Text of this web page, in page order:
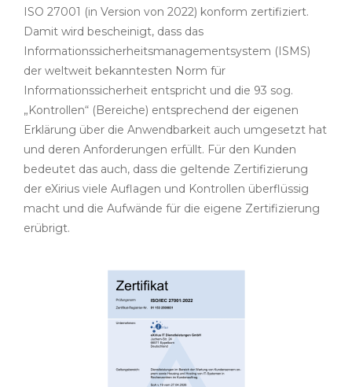
ISO 27001 (in Version von 2022) konform zertifiziert.
Damit wird bescheinigt, dass das
Informationssicherheitsmanagementsystem (ISMS)
der weltweit bekanntesten Norm für
Informationssicherheit entspricht und die 93 sog.
„Kontrollen“ (Bereiche) entsprechend der eigenen
Erklärung über die Anwendbarkeit auch umgesetzt hat
und deren Anforderungen erfüllt. Für den Kunden
bedeutet das auch, dass die geltende Zertifizierung
der eXirius viele Auflagen und Kontrollen überflüssig
macht und die Aufwände für die eigene Zertifizierung
erübrigt.